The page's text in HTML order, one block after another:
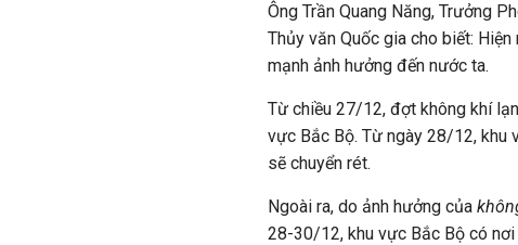
Ông Trần Quang Năng, Trưởng
Thủy văn Quốc gia cho biết:
mạnh ảnh hưởng đến nước ta.
Từ chiều 27/12, đợt không khí
vực Bắc Bộ. Từ ngày 28/12, khu
sẽ chuyển rét.
Ngoài ra, do ảnh hưởng của
28-30/12, khu vực Bắc Bộ có nơi